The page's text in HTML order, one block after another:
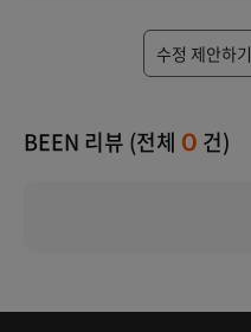
수정 제안하기
BEEN 리뷰 (전체 0 건)